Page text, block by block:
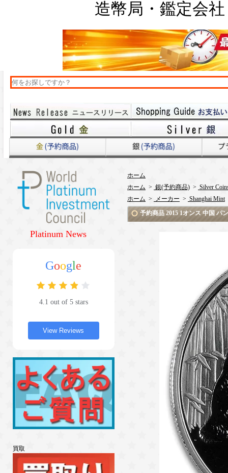
造幣局・鑑定会
Platinum News
Google
4.1 out of 5 stars
View Reviews
買取
ホーム
ホーム > 銀(予約商品) > Silver
ホーム > メーカー > Shanghai Mint
予約商品 2015 1オンス 中国 パ